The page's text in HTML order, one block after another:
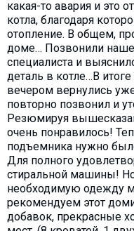
какая-то авария и это
котла, благодаря
отопление. В общем,
доме… Позвонили
специалиста и
деталь в котле…В
вечером вернулись
повторно позвонил и
Резюмируя
очень понравилось!
подъемника нужно
Для полного
стиральной машины!
необходимую одежду
рекомендуем этот
добавок, прекрасные